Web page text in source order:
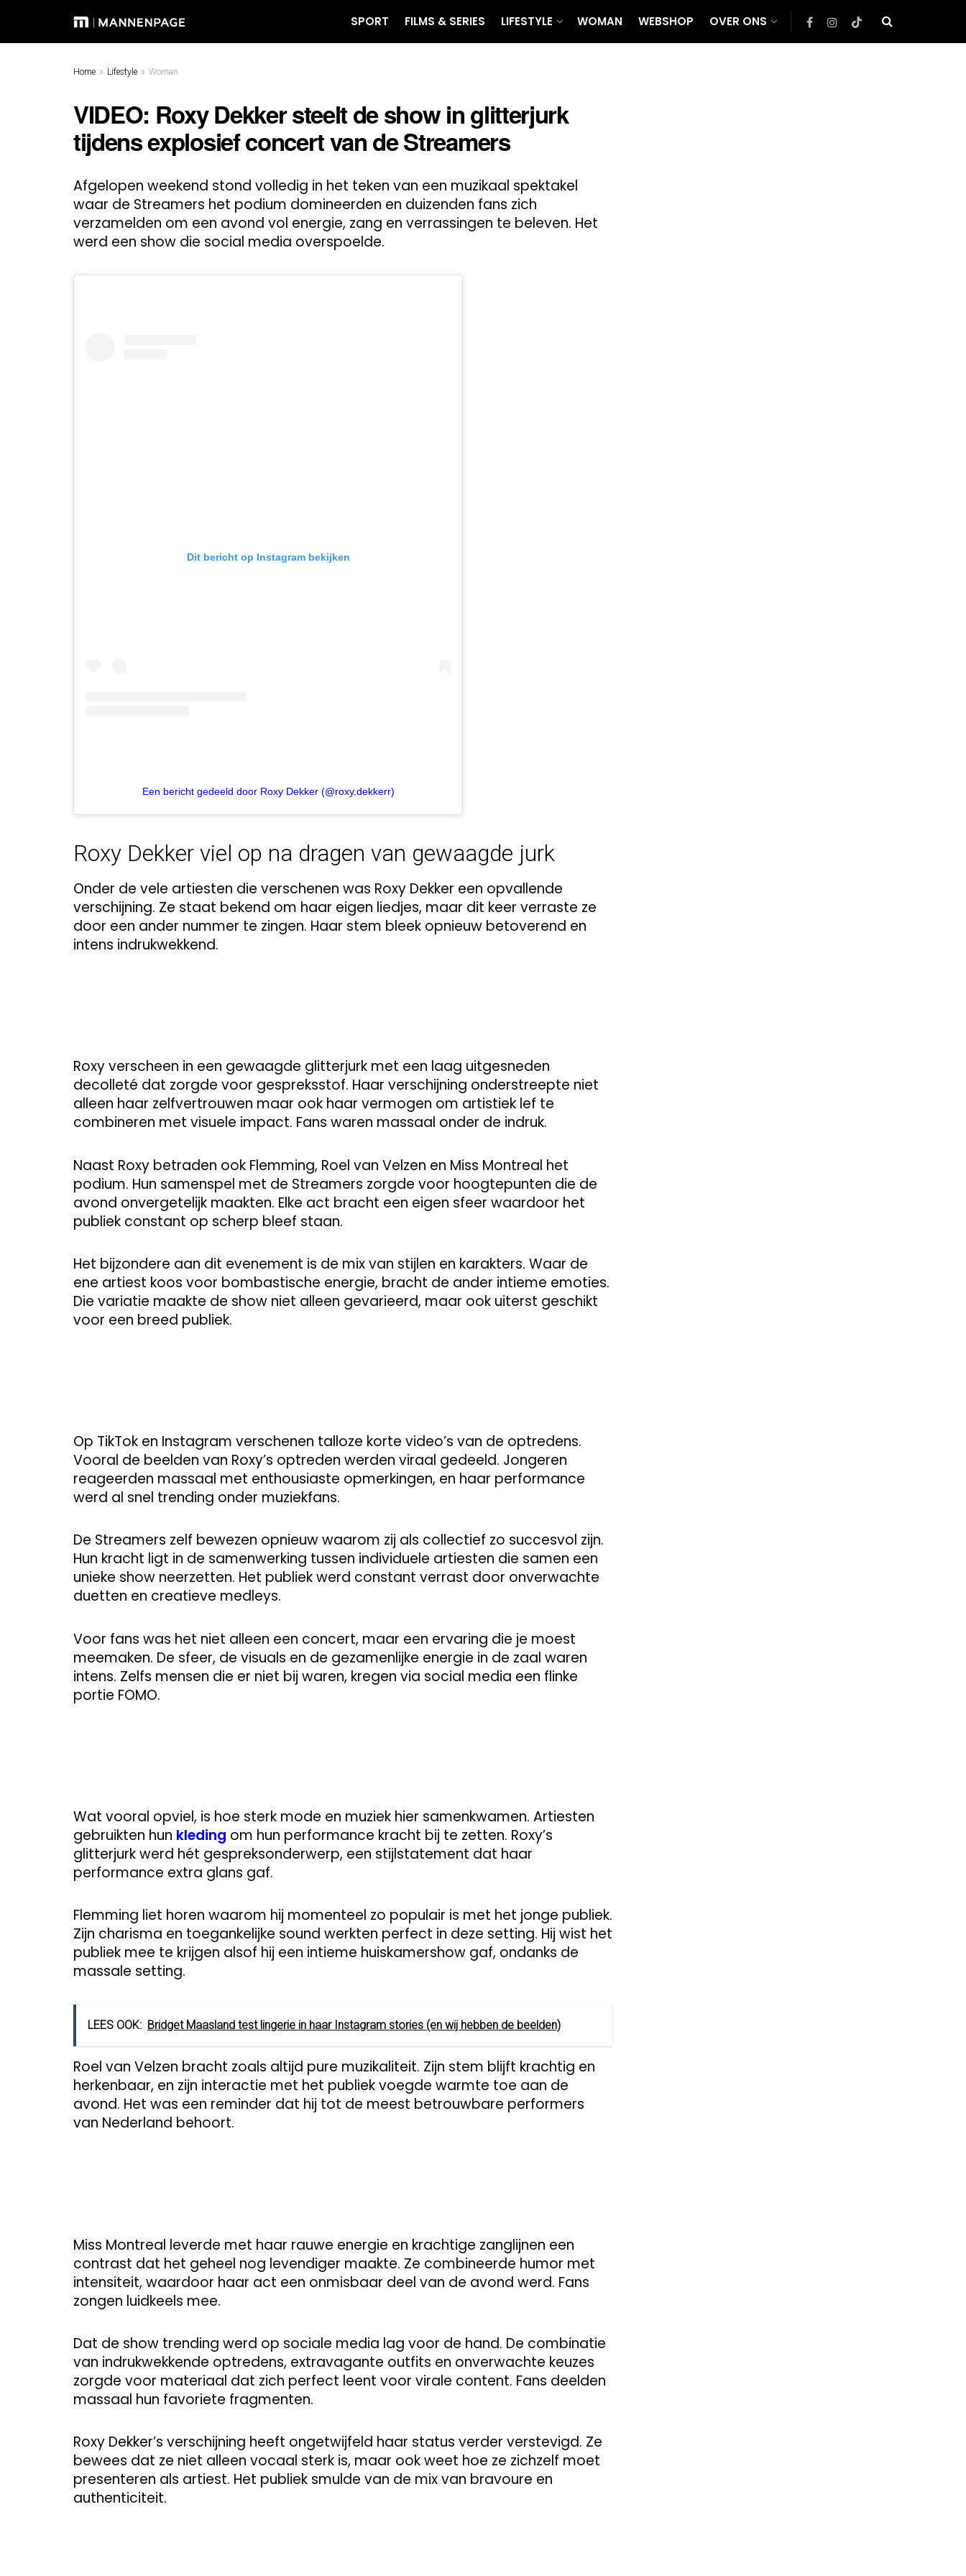
SPORT FILMS & SERIES LIFESTYLE WOMAN WEBSHOP OVER ONS
Home Lifestyle Woman
VIDEO: Roxy Dekker steelt de show in glitterjurk
tijdens explosief concert van de Streamers
Afgelopen weekend stond volledig in het teken van een muzikaal spektakel
waar de Streamers het podium domineerden en duizenden fans zich
verzamelden om een avond vol energie, zang en verrassingen te beleven. Het
werd een show die social media overspoelde.
Dit bericht op Instagram bekijken
Een bericht gedeeld door Roxy Dekker (@roxy.dekkerr)
Roxy Dekker viel op na dragen van gewaagde jurk
Onder de vele artiesten die verschenen was Roxy Dekker een opvallende
verschijning. Ze staat bekend om haar eigen liedjes, maar dit keer verraste ze
door een ander nummer te zingen. Haar stem bleek opnieuw betoverend en
intens indrukwekkend.
Roxy verscheen in een gewaagde glitterjurk met een laag uitgesneden
decolleté dat zorgde voor gespreksstof. Haar verschijning onderstreepte niet
alleen haar zelfvertrouwen maar ook haar vermogen om artistiek lef te
combineren met visuele impact. Fans waren massaal onder de indruk.
Naast Roxy betraden ook Flemming, Roel van Velzen en Miss Montreal het
podium. Hun samenspel met de Streamers zorgde voor hoogtepunten die de
avond onvergetelijk maakten. Elke act bracht een eigen sfeer waardoor het
publiek constant op scherp bleef staan.
Het bijzondere aan dit evenement is de mix van stijlen en karakters. Waar de
ene artiest koos voor bombastische energie, bracht de ander intieme emoties.
Die variatie maakte de show niet alleen gevarieerd, maar ook uiterst geschikt
voor een breed publiek.
Op TikTok en Instagram verschenen talloze korte video’s van de optredens.
Vooral de beelden van Roxy’s optreden werden viraal gedeeld. Jongeren
reageerden massaal met enthousiaste opmerkingen, en haar performance
werd al snel trending onder muziekfans.
De Streamers zelf bewezen opnieuw waarom zij als collectief zo succesvol zijn.
Hun kracht ligt in de samenwerking tussen individuele artiesten die samen een
unieke show neerzetten. Het publiek werd constant verrast door onverwachte
duetten en creatieve medleys.
Voor fans was het niet alleen een concert, maar een ervaring die je moest
meemaken. De sfeer, de visuals en de gezamenlijke energie in de zaal waren
intens. Zelfs mensen die er niet bij waren, kregen via social media een flinke
portie FOMO.
Wat vooral opviel, is hoe sterk mode en muziek hier samenkwamen. Artiesten
gebruikten hun kleding om hun performance kracht bij te zetten. Roxy’s
glitterjurk werd hét gespreksonderwerp, een stijlstatement dat haar
performance extra glans gaf.
Flemming liet horen waarom hij momenteel zo populair is met het jonge publiek.
Zijn charisma en toegankelijke sound werkten perfect in deze setting. Hij wist het
publiek mee te krijgen alsof hij een intieme huiskamershow gaf, ondanks de
massale setting.
LEES OOK: Bridget Maasland test lingerie in haar Instagram stories (en wij hebben de beelden)
Roel van Velzen bracht zoals altijd pure muzikaliteit. Zijn stem blijft krachtig en
herkenbaar, en zijn interactie met het publiek voegde warmte toe aan de
avond. Het was een reminder dat hij tot de meest betrouwbare performers
van Nederland behoort.
Miss Montreal leverde met haar rauwe energie en krachtige zanglijnen een
contrast dat het geheel nog levendiger maakte. Ze combineerde humor met
intensiteit, waardoor haar act een onmisbaar deel van de avond werd. Fans
zongen luidkeels mee.
Dat de show trending werd op sociale media lag voor de hand. De combinatie
van indrukwekkende optredens, extravagante outfits en onverwachte keuzes
zorgde voor materiaal dat zich perfect leent voor virale content. Fans deelden
massaal hun favoriete fragmenten.
Roxy Dekker’s verschijning heeft ongetwijfeld haar status verder verstevigd. Ze
bewees dat ze niet alleen vocaal sterk is, maar ook weet hoe ze zichzelf moet
presenteren als artiest. Het publiek smulde van de mix van bravoure en
authenticiteit.